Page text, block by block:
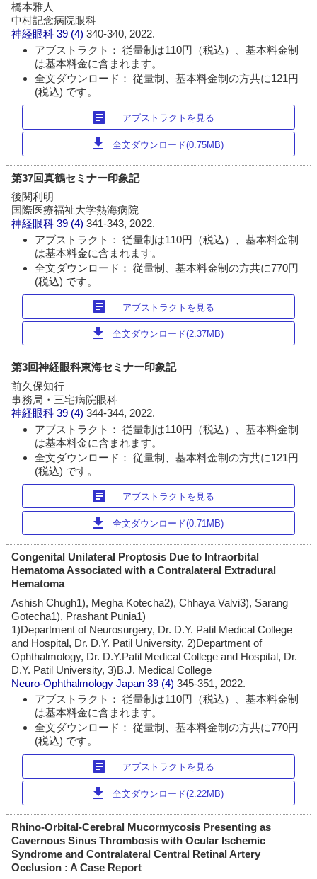
橋本雅人
中村記念病院眼科
神経眼科 39 (4)340-340, 2022.
アブストラクト： 従量制は110円（税込）、基本料金制
は基本料金に含まれます。
全文ダウンロード： 従量制、基本料金制の方共に121円
(税込) です。
article アブストラクトを見る
download 全文ダウンロード(0.75MB)
第37回真鶴セミナー印象記
後関利明
国際医療福祉大学熱海病院
神経眼科 39 (4)341-343, 2022.
アブストラクト： 従量制は110円（税込）、基本料金制
は基本料金に含まれます。
全文ダウンロード： 従量制、基本料金制の方共に770円
(税込) です。
article アブストラクトを見る
download 全文ダウンロード(2.37MB)
第3回神経眼科東海セミナー印象記
前久保知行
事務局・三宅病院眼科
神経眼科 39 (4)344-344, 2022.
アブストラクト： 従量制は110円（税込）、基本料金制
は基本料金に含まれます。
全文ダウンロード： 従量制、基本料金制の方共に121円
(税込) です。
article アブストラクトを見る
download 全文ダウンロード(0.71MB)
Congenital Unilateral Proptosis Due to Intraorbital
Hematoma Associated with a Contralateral Extradural
Hematoma
Ashish Chugh1), Megha Kotecha2), Chhaya Valvi3), Sarang
Gotecha1), Prashant Punia1)
1)Department of Neurosurgery, Dr. D.Y. Patil Medical College
and Hospital, Dr. D.Y. Patil University, 2)Department of
Ophthalmology, Dr. D.Y.Patil Medical College and Hospital, Dr.
D.Y. Patil University, 3)B.J. Medical College
Neuro-Ophthalmology Japan 39 (4)345-351, 2022.
アブストラクト： 従量制は110円（税込）、基本料金制
は基本料金に含まれます。
全文ダウンロード： 従量制、基本料金制の方共に770円
(税込) です。
article アブストラクトを見る
download 全文ダウンロード(2.22MB)
Rhino-Orbital-Cerebral Mucormycosis Presenting as
Cavernous Sinus Thrombosis with Ocular Ischemic
Syndrome and Contralateral Central Retinal Artery
Occlusion : A Case Report